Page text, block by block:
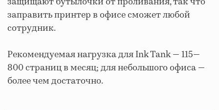
заправить принтер в офисе сможет любой
сотрудник.
Рекомендуемая нагрузка для Ink Tank — 115—
800 страниц в месяц; для небольшого офиса —
более чем достаточно.